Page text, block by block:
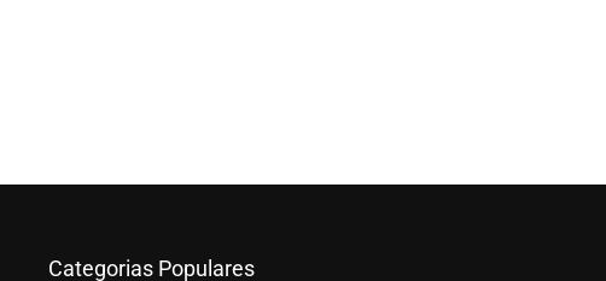
Categorias Populares